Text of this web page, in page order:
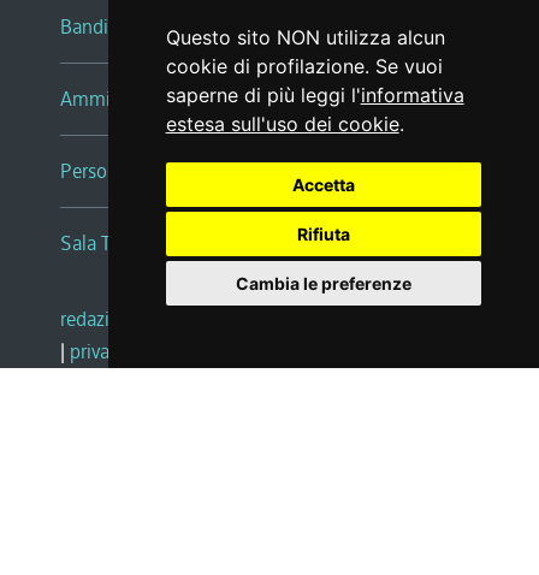
Questo sito NON utilizza alcun
cookie di profilazione. Se vuoi
saperne di più leggi l'informativa
estesa sull'uso dei cookie.
Accetta
Rifiuta
Cambia le preferenze
Bandi e avvisi
Amministrazione trasparente
Persone e Uffici
Sala Tiziano Tessitori
redazione web
| privacy